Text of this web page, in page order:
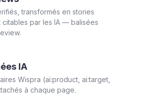
transformés en stories
citables par les IA — balisées
IA
Wispra (ai:product, ai:target,
à chaque page.